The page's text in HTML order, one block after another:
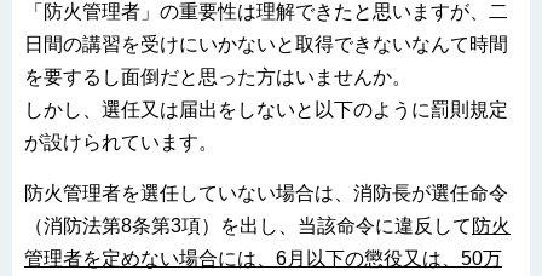
「防火管理者」の重要性は理解できたと思いますが、二
日間の講習を受けにいかないと取得できないなんて時間
を要するし面倒だと思った方はいませんか。
しかし、選任又は届出をしないと以下のように罰則規定
が設けられています。
防火管理者を選任していない場合は、消防長が選任命令
（消防法第8条第3項）を出し、当該命令に違反して 防火
管理者を定めない場合には、6月以下の懲役又は、50万